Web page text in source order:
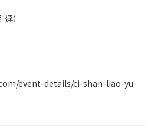
）
event-details/ci-shan-liao-yu-